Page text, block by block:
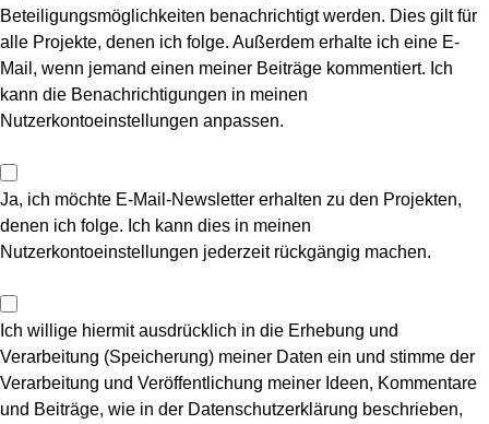
Beteiligungsmöglichkeiten benachrichtigt werden. Dies gilt für
alle Projekte, denen ich folge. Außerdem erhalte ich eine E-
Mail, wenn jemand einen meiner Beiträge kommentiert. Ich
kann die Benachrichtigungen in meinen
Nutzerkontoeinstellungen anpassen.
Ja, ich möchte E-Mail-Newsletter erhalten zu den Projekten,
denen ich folge. Ich kann dies in meinen
Nutzerkontoeinstellungen jederzeit rückgängig machen.
Ich willige hiermit ausdrücklich in die Erhebung und
Verarbeitung (Speicherung) meiner Daten ein und stimme der
Verarbeitung und Veröffentlichung meiner Ideen, Kommentare
und Beiträge, wie in der Datenschutzerklärung beschrieben,